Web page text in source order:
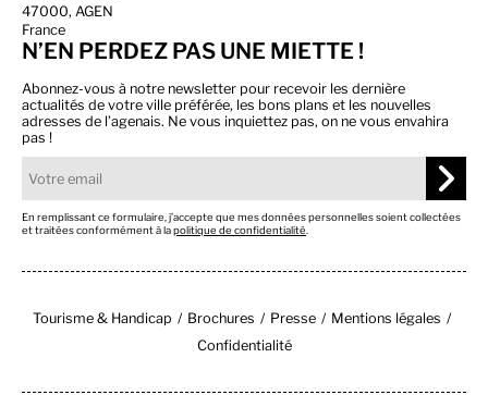
47000, AGEN
France
N’EN PERDEZ PAS UNE MIETTE !
Abonnez-vous à notre newsletter pour recevoir les dernière
actualités de votre ville préférée, les bons plans et les nouvelles
adresses de l’agenais. Ne vous inquiettez pas, on ne vous envahira
pas !
En remplissant ce formulaire, j’accepte que mes données personnelles soient collectées
et traitées conformément à lapolitique de confidentialité
Tourisme & Handicap Brochures Presse
Mentions légales
Confidentialité